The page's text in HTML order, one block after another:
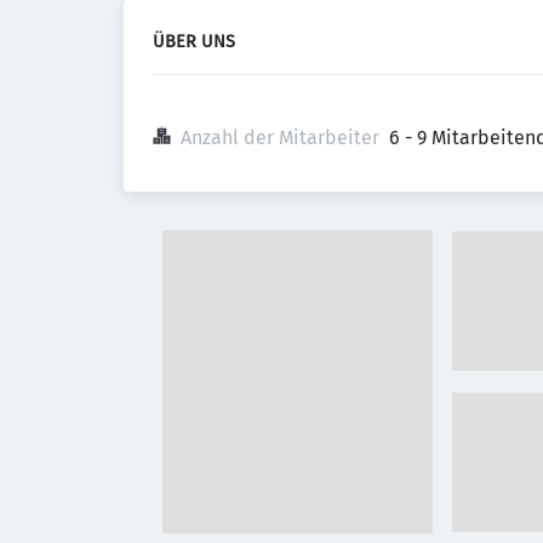
ÜBER UNS
Anzahl der Mitarbeiter 6 - 9